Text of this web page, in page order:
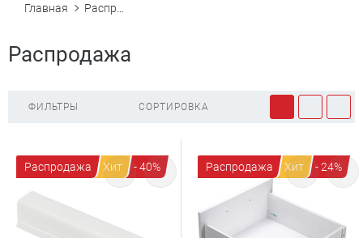
Главная
Распродажа
ФИЛЬТРЫ СОРТИРОВКА
Распродажа Хит - 40% Распродажа Хит - 24%